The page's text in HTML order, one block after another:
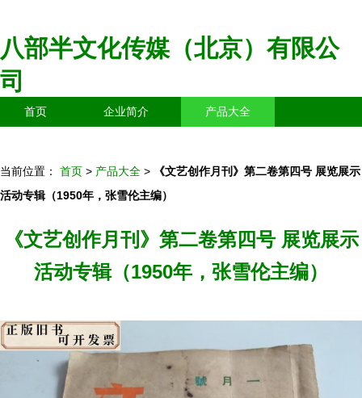
八部半文化传媒（北京）有限公
司
首页 企业简介 产品大全
当前位置： 首页 > 产品大全 >
《文艺创作月刊》第二卷第四号 展览展示
活动专辑（1950年，张雪伦主编）
《文艺创作月刊》第二卷第四号 展览展示
活动专辑（1950年，张雪伦主编）